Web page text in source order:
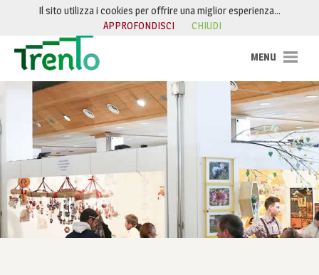
Salta al contenuto
Il sito utilizza i cookies per offrire una miglior esperienza…
APPROFONDISCI
CHIUDI